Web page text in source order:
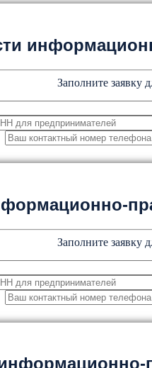
Заполните заявку
Заполните заявку